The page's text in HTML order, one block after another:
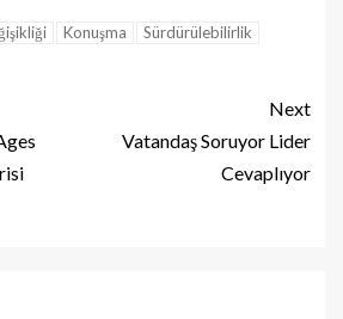
Konuşma
Sürdürülebilirlik
Next
Vatandaş Soruyor Lider
Cevaplıyor